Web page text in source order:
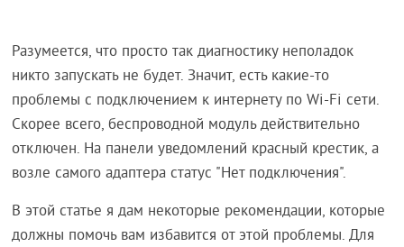
Разумеется, что просто так диагностику неполадок
никто запускать не будет. Значит, есть какие-то
проблемы с подключением к интернету по Wi-Fi сети.
Скорее всего, беспроводной модуль действительно
отключен. На панели уведомлений красный крестик, а
возле самого адаптера статус "Нет подключения".
В этой статье я дам некоторые рекомендации, которые
должны помочь вам избавится от этой проблемы. Для